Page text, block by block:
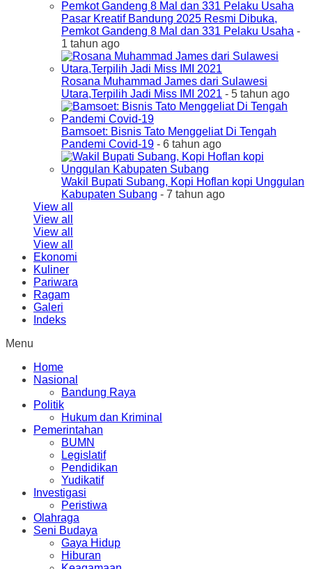
Pasar Kreatif Bandung 2025 Resmi Dibuka,
Pemkot Gandeng 8 Mal dan 331 Pelaku Usaha -
1 tahun ago
Rosana Muhammad James dari Sulawesi
Utara,Terpilih Jadi Miss IMI 2021 - 5 tahun ago
Bamsoet: Bisnis Tato Menggeliat Di Tengah
Pandemi Covid-19 - 6 tahun ago
Wakil Bupati Subang, Kopi Hoflan kopi Unggulan
Kabupaten Subang - 7 tahun ago
View all
View all
View all
View all
Ekonomi
Kuliner
Pariwara
Ragam
Galeri
Indeks
Menu
Home
Nasional
Bandung Raya
Politik
Hukum dan Kriminal
Pemerintahan
BUMN
Legislatif
Pendidikan
Yudikatif
Investigasi
Peristiwa
Olahraga
Seni Budaya
Gaya Hidup
Hiburan